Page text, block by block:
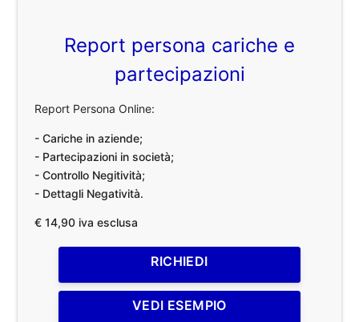
Report persona cariche e
partecipazioni
Report Persona Online:
- Cariche in aziende;
- Partecipazioni in società;
- Controllo Negitività;
- Dettagli Negatività.
€ 14,90 iva esclusa
RICHIEDI
VEDI ESEMPIO